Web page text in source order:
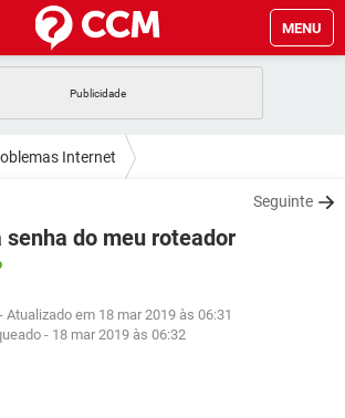
MENU
FACEBOOK
GMAIL
WHATSAPP
WHATSAPP
EXCEL
FACEBOOK
Internet
Seguinte
senha do meu roteador
- Atualizado em 18 mar 2019 às 06:31
- 18 mar 2019 às 06:32